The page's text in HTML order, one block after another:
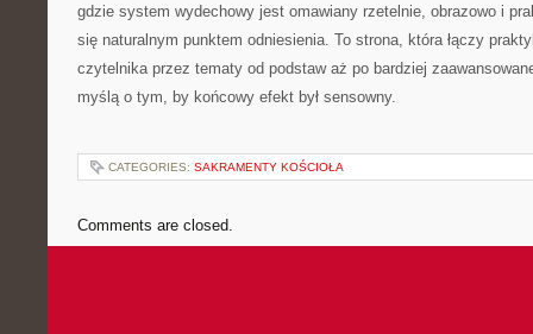
gdzie system wydechowy jest omawiany rzetelnie, obrazowo i
się naturalnym punktem odniesienia. To strona, która łączy
czytelnika przez tematy od podstaw aż po bardziej
myślą o tym, by końcowy efekt był sensowny.
CATEGORIES: SAKRAMENTY KOŚCIOŁA
Comments are closed.